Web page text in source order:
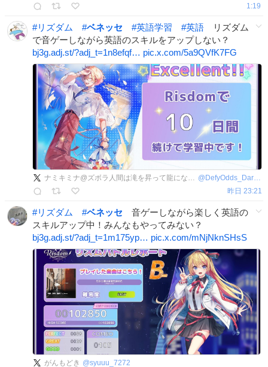
1:19
#リズダム #ベネッセ #英語学習 #英語 リズダム
で音ゲーしながら英語のスキルをアップしない？
bj3g.adj.st/?adj_t=1n8efqf… pic.x.com/5a9QVfK7FG
ナミキミナ@ズボラ人間は滝を昇って龍になりたい @ DefyOdds_DareOn
昨日 23:21
#リズダム #ベネッセ 音ゲーしながら楽しく英語の
スキルアップ中！みんなもやってみない？
bj3g.adj.st/?adj_t=1m175yp… pic.x.com/mNjNknSHsS
がんもどき @syuuu_7272